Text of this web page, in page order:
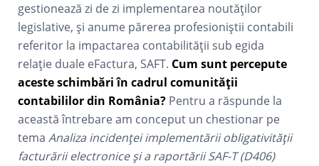
gestionează zi de zi implementarea noutăților
legislative, și anume părerea profesioniștii contabili
referitor la impactarea contabilității sub egida
relație duale eFactura, SAFT. Cum sunt percepute
aceste schimbări în cadrul comunității
contabililor din România? Pentru a răspunde la
această întrebare am conceput un chestionar pe
temaAnaliza incidenței implementării obligativității
facturării electronice și a raportării SAF-T (D406)